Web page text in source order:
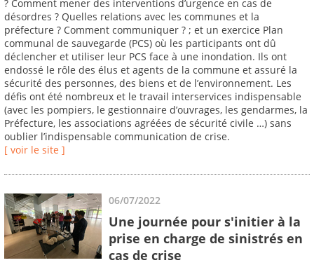
? Comment mener des interventions d’urgence en cas de
désordres ? Quelles relations avec les communes et la
préfecture ? Comment communiquer ? ; et un exercice Plan
communal de sauvegarde (PCS) où les participants ont dû
déclencher et utiliser leur PCS face à une inondation. Ils ont
endossé le rôle des élus et agents de la commune et assuré la
sécurité des personnes, des biens et de l’environnement. Les
défis ont été nombreux et le travail interservices indispensable
(avec les pompiers, le gestionnaire d’ouvrages, les gendarmes, la
Préfecture, les associations agréées de sécurité civile …) sans
oublier l’indispensable communication de crise.
[ voir le site ]
06/07/2022
Une journée pour s'initier à la
prise en charge de sinistrés en
cas de crise